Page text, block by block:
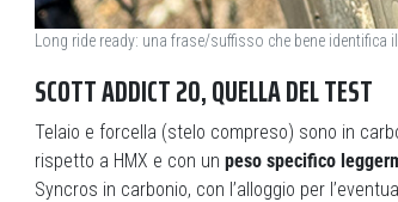
Long ride ready: una frase/suffisso che bene
SCOTT ADDICT 20, QUELLA DEL TEST
Telaio e forcella (stelo compreso) sono in
rispetto a HMX e con un peso specifico
Syncros in carbonio, con l’alloggio per